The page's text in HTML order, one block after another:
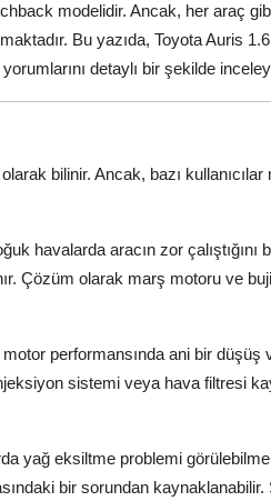
modelidir. Ancak, her araç
Bu yazıda, Toyota Auris
detaylı bir şekilde
bilinir. Ancak, bazı kullanıcılar
havalarda aracın zor
Çözüm olarak marş motoru ve
performansında ani bir düşüş
sistemi veya hava filtresi
yağ eksiltme problemi
bir sorundan